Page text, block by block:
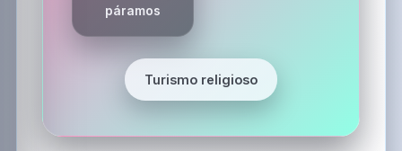
páramos
Turismo religioso